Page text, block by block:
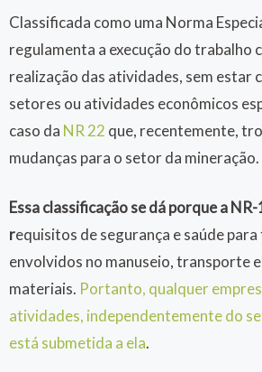
Classificada como uma Norma
regulamenta a execução do trabalho
realização das atividades, sem estar
setores ou atividades econômicos
caso da NR 22 que, recentemente,
mudanças para o setor da mineração.
Essa classificação se dá porque a
requisitos de segurança e saúde
envolvidos no manuseio, transporte
materiais. Portanto, qualquer
atividades, independentemente do
está submetida a ela.